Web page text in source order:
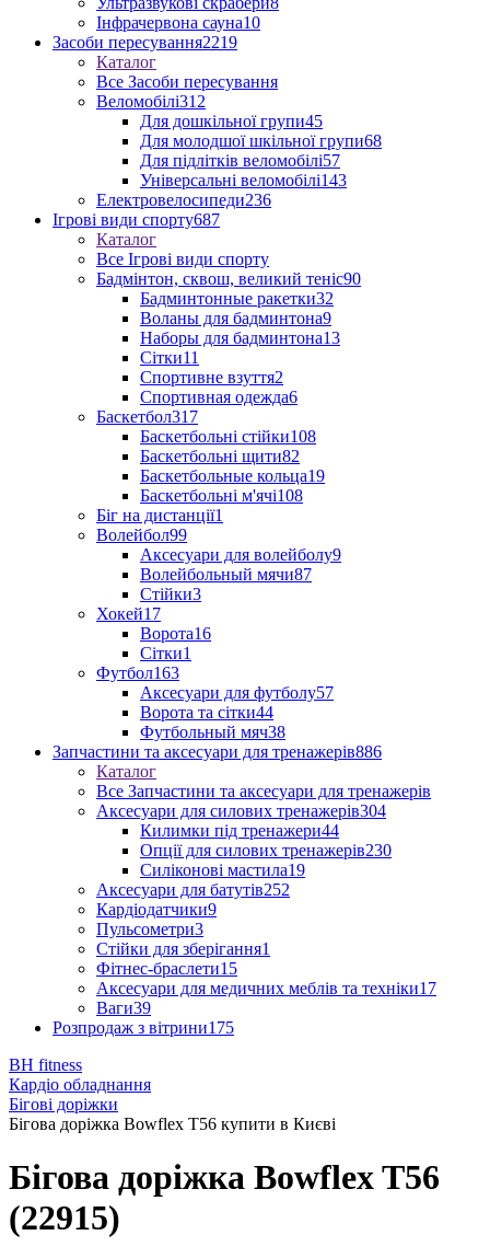
Інфрачервона сауна10
Засоби пересування2219
Каталог
Все Засоби пересування
Веломобілі312
Для дошкільної групи45
Для молодшої шкільної групи68
Для підлітків веломобілі57
Універсальні веломобілі143
Електровелосипеди236
Ігрові види спорту687
Каталог
Все Ігрові види спорту
Бадмінтон, сквош, великий теніс90
Бадминтонные ракетки32
Воланы для бадминтона9
Наборы для бадминтона13
Сітки11
Спортивне взуття2
Спортивная одежда6
Баскетбол317
Баскетбольні стійки108
Баскетбольні щити82
Баскетбольные кольца19
Баскетбольні м'ячі108
Біг на дистанції1
Волейбол99
Аксесуари для волейболу9
Волейбольный мячи87
Стійки3
Хокей17
Ворота16
Сітки1
Футбол163
Аксесуари для футболу57
Ворота та сітки44
Футбольный мяч38
Запчастини та аксесуари для тренажерів886
Каталог
Все Запчастини та аксесуари для тренажерів
Аксесуари для силових тренажерів304
Килимки під тренажери44
Опції для силових тренажерів230
Силіконові мастила19
Аксесуари для батутів252
Кардіодатчики9
Пульсометри3
Стійки для зберігання1
Фітнес-браслети15
Аксесуари для медичних меблів та техніки17
Ваги39
Розпродаж з вітрини175
BH fitness
Кардіо обладнання
Бігові доріжки
Бігова доріжка Bowflex T56 купити в Києві
Бігова доріжка Bowflex T56
(22915)